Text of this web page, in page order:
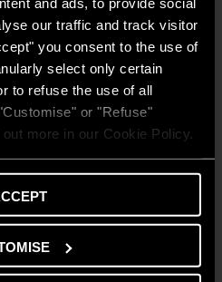
our traffic and track visitor
you consent to the use of
select only certain
to refuse the use of all
or "Refuse"
more in our Cookie Policy.
DI PIÙ